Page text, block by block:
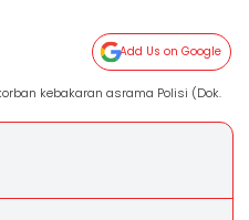
Add Us on Google
kebakaran asrama Polisi (Dok.